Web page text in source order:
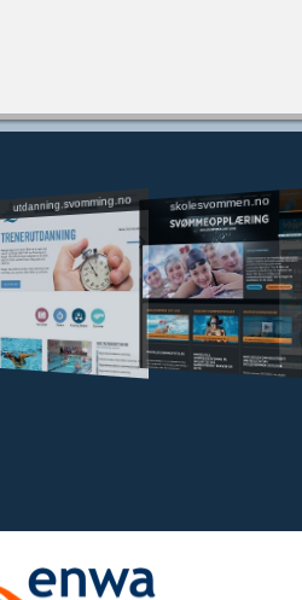
utdanning.svomming.no skolesvommen.no